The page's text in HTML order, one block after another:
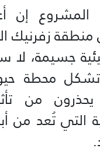
إن
زفرنيك
جسيمة، لا
تشكل محطة
يحذرون من
التي تُعد من